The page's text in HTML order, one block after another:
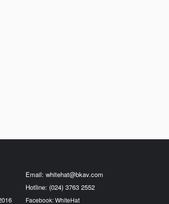
Email: whitehat@bkav.com
Hotline: (024) 3763 2552
Facebook: WhiteHat